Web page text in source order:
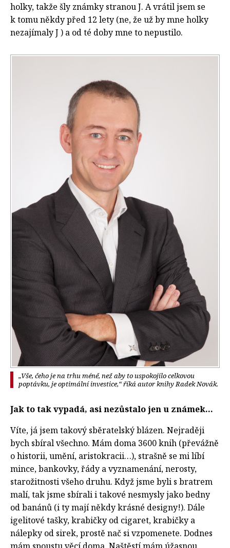
holky, takže šly známky stranou J. A vrátil jsem se
k tomu někdy před 12 lety (ne, že už by mne holky
nezajímaly J ) a od té doby mne to nepustilo.
„Vše, čeho je na trhu méně, než aby to uspokojilo celkovou
poptávku, je optimální investice,“ říká autor knihy Radek Novák.
Jak to tak vypadá, asi nezůstalo jen u známek…
Víte, já jsem takový sběratelský blázen. Nejraději
bych sbíral všechno. Mám doma 3600 knih (převážně
o historii, umění, aristokracii…), strašně se mi líbí
mince, bankovky, řády a vyznamenání, nerosty,
starožitnosti všeho druhu. Když jsme byli s bratrem
malí, tak jsme sbírali i takové nesmysly jako bedny
od banánů (i ty mají někdy krásné designy!). Dále
igelitové tašky, krabičky od cigaret, krabičky a
nálepky od sirek, prostě nač si vzpomenete. Dodnes
mám spoustu věcí doma. Naštěstí mám úžasnou